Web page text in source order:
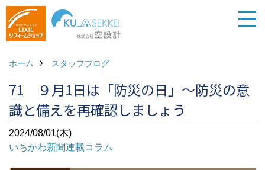
ホーム スタッフブログ
71 ９月1日は「防災の日」～防災の意
識と備えを再確認しましょう
2024/08/01(木)
いちかわ新聞連載コラム